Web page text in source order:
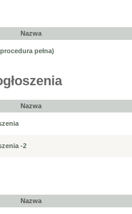
Nazwa
pełna)
Nazwa
-2
Nazwa